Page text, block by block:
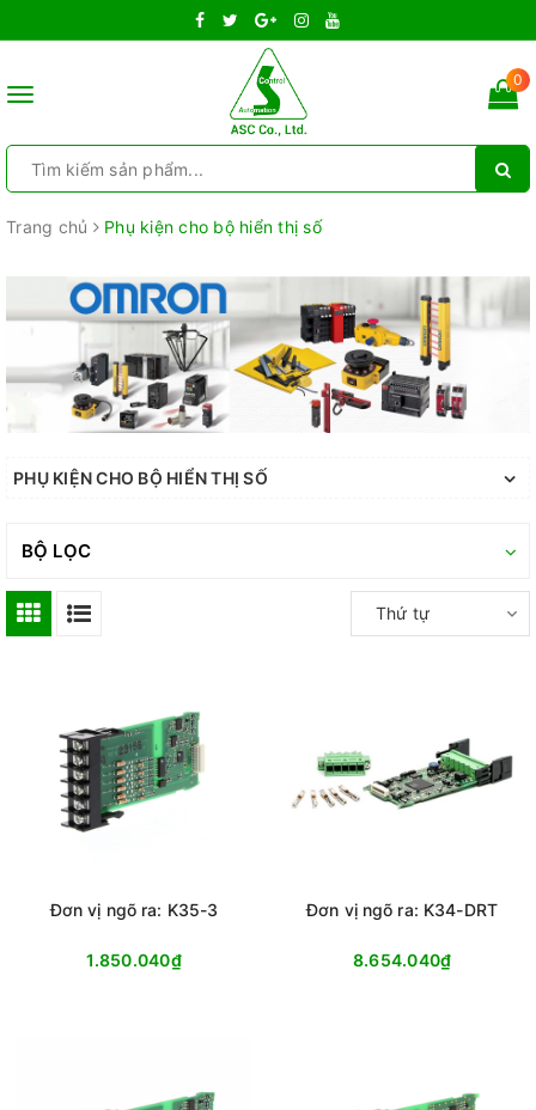
Toggle
0
Trang chủ Phụ kiện cho bộ hiển thị số
PHỤ KIỆN CHO BỘ HIỂN THỊ SỐ
BỘ LỌC
Thứ tự
Đơn vị ngõ ra: K35-3
1.850.040₫
Đơn vị ngõ ra: K34-DRT
8.654.040₫